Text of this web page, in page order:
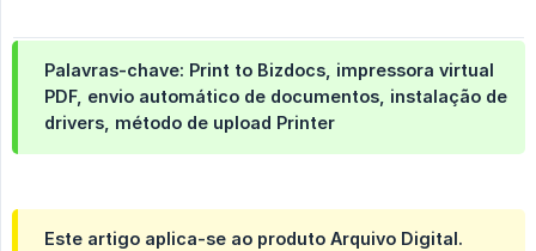
Palavras-chave: Print to Bizdocs, impressora virtual
PDF, envio automático de documentos, instalação de
drivers, método de upload Printer
Este artigo aplica-se ao produto Arquivo Digital.